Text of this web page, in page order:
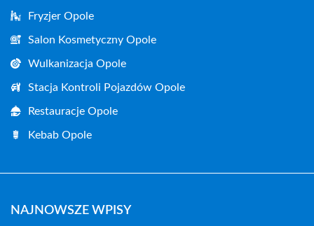
Fryzjer Opole
Salon Kosmetyczny Opole
Wulkanizacja Opole
Stacja Kontroli Pojazdów Opole
Restauracje Opole
Kebab Opole
NAJNOWSZE WPISY